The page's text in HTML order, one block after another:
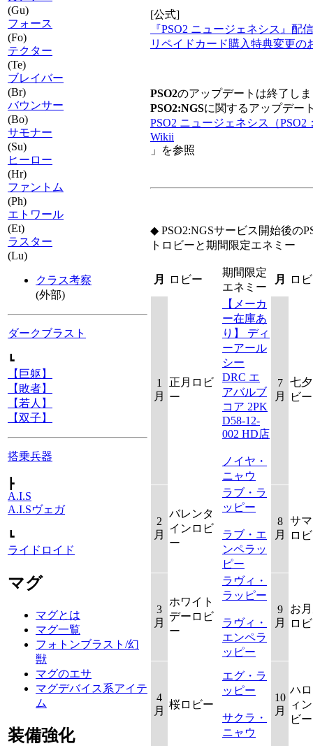
(Gu)
フォース
(Fo)
テクター
(Te)
ブレイバー
(Br)
バウンサー
(Bo)
サモナー
(Su)
ヒーロー
(Hr)
ファントム
(Ph)
エトワール
(Et)
ラスター
(Lu)
クラス考察
(外部)
ダークブラスト
┗
【巨躯】
【敗者】
【若人】
【双子】
搭乗兵器
┣
A.I.S
A.I.Sヴェガ
┗
ライドロイド
マグ
マグとは
マグ一覧
フォトンブラスト/幻
獣
マグのエサ
マグデバイス系アイテ
ム
装備強化
[公式]
『PSO2 ニュージェネシス』配
リペイドカード購入特典変更の
PSO2のアップデートは終了し
PSO2:NGSに関するアップデー
PSO2 ニュージェネシス（PSO2
Wikii
」を参照
◆ PSO2:NGSサービス開始後の
トロビーと期間限定エネミー
月 ロビー
期間限定
エネミー
月 ロ
1
月
正月ロビ
ー
【メーカ
ー在庫あ
り】 ディ
ーアール
シー
DRC エ
アバルブ
コア 2PK
D58-12-
002 HD店
ノイヤ・
ニャウ
7
月
七
ビー
2
月
バレンタ
インロビ
ー
ラブ・ラ
ッピー
ラブ・エ
ンペラッ
ピー
8
月
サ
ロ
3
月
ホワイト
デーロビ
ー
ラヴィ・
ラッピー
ラヴィ・
エンペラ
ッピー
9
月
お
ロ
4
月
桜ロビー
エグ・ラ
ッピー
サクラ・
ニャウ
10
月
ハ
ィ
ビー